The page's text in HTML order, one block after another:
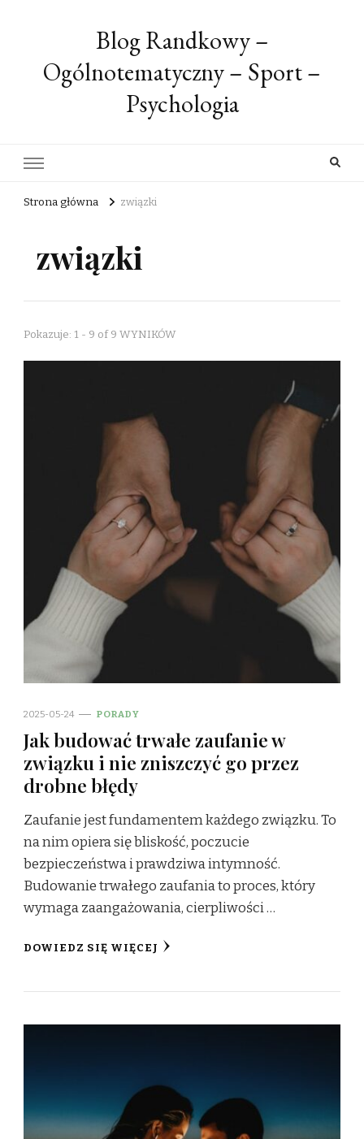
Blog Randkowy –
Ogólnotematyczny – Sport –
Psychologia
Strona główna związki
związki
Pokazuje: 1 - 9 of 9 WYNIKÓW
2025-05-24 PORADY
Jak budować trwałe zaufanie w
związku i nie zniszczyć go przez
drobne błędy
Zaufanie jest fundamentem każdego związku. To
na nim opiera się bliskość, poczucie
bezpieczeństwa i prawdziwa intymność.
Budowanie trwałego zaufania to proces, który
wymaga zaangażowania, cierpliwości …
DOWIEDZ SIĘ WIĘCEJ